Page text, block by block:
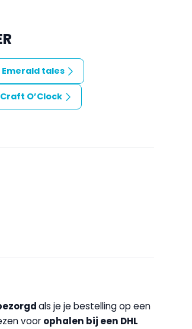
Emerald tales
Craft O’Clock
als je je bestelling op een
voor ophalen bij een DHL